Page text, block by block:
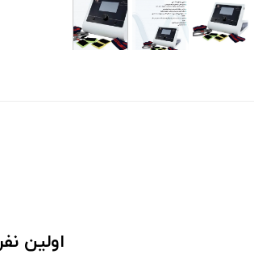
اولین